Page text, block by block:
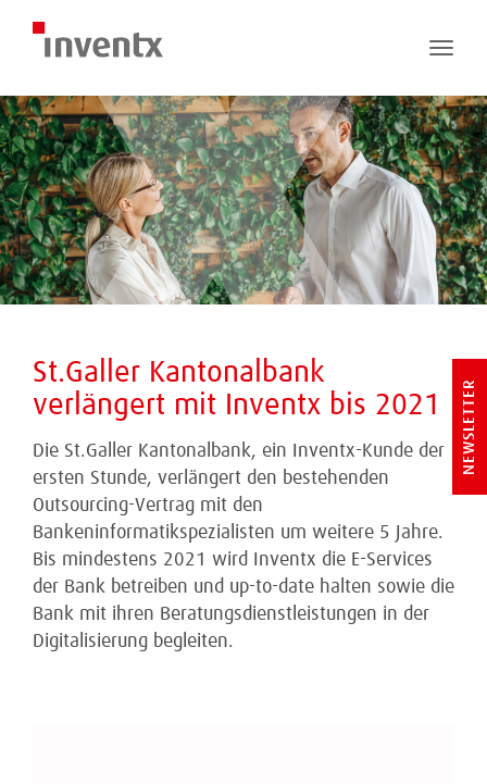
Toggle
St.Galler Kantonalbank
verlängert mit Inventx bis 2021
Die St.Galler Kantonalbank, ein Inventx-Kunde der
ersten Stunde, verlängert den bestehenden
Outsourcing-Vertrag mit den
Bankeninformatikspezialisten um weitere 5 Jahre.
Bis mindestens 2021 wird Inventx die E-Services
der Bank betreiben und up-to-date halten sowie die
Bank mit ihren Beratungsdienstleistungen in der
Digitalisierung begleiten.
NEWSLETTER